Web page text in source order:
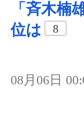
「斉木楠
位は
8
08月06日